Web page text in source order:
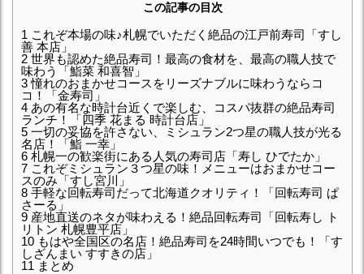
この記事の目次
1 これぞ本場の味♪札幌でいただく絶品の江戸前寿司「すし
善 本店」
2 世界も認めた絶品寿司！最高の食材を、最高の職人技で
味わう「鮨菜 和喜智」
3憧れのおまかせコースをリーズナブルに味わうならコ
コ！「金寿司」
4 あの有名な時計台近くで楽しむ、コスパ抜群の絶品寿司
ランチ！「四季 花まる 時計台店」
5 一切の妥協を許さない、ミシュラン2つ星の職人技が光る
名店！「鮨 一幸」
6 札幌一の歓楽街にある人気の寿司店「寿し ひでたか」
7 これぞミシュラン３つ星の味！メニューはおまかせコー
スのみ「すし宮川」
8 手軽な回転寿司だって北海道クオリティ！「回転寿司 ぱ
さーる」
9 産地直送のネタが味わえる！絶品回転寿司「回転寿し ト
リトン 札幌豊平店」
10 もはや全国区の名店！絶品寿司を24時間いつでも！「す
しざんまい すすきの店」
11 まとめ